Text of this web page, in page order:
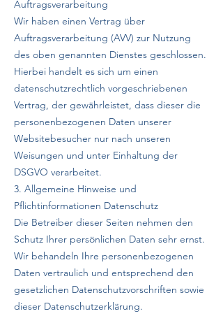
Auftragsverarbeitung
Wir haben einen Vertrag über
Auftragsverarbeitung (AVV) zur Nutzung
des oben genannten Dienstes geschlossen.
Hierbei handelt es sich um einen
datenschutzrechtlich vorgeschriebenen
Vertrag, der gewährleistet, dass dieser die
personenbezogenen Daten unserer
Websitebesucher nur nach unseren
Weisungen und unter Einhaltung der
DSGVO verarbeitet.
3. Allgemeine Hinweise und
Pflichtinformationen Datenschutz
Die Betreiber dieser Seiten nehmen den
Schutz Ihrer persönlichen Daten sehr ernst.
Wir behandeln Ihre personenbezogenen
Daten vertraulich und entsprechend den
gesetzlichen Datenschutzvorschriften sowie
dieser Datenschutzerklärung.